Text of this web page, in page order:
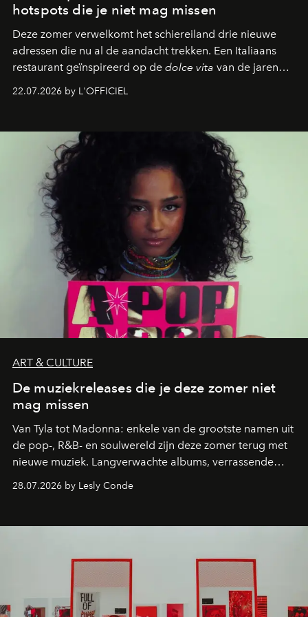
hotspots die je niet mag missen
Deze zomer verwelkomt het schiereiland drie nieuwe
adressen die nu al de aandacht trekken. Een Italiaans
restaurant geïnspireerd op de dolce vita van de jaren
zestig, een Japanse hotspot die na zonsondergang
verandert in een bruisende ontmoetingsplek en de
neerstrijkt in Saint-Tropez. Dit zijn de nieuwe adressen
die deze zomer de toon zetten, van lange lunches tot
zwoele nachten.
22.07.2026 by L'OFFICIEL
ART & CULTURE
De muziekreleases die je deze zomer niet
mag missen
Van Tyla tot Madonna: enkele van de grootste namen uit
de pop-, R&B- en soulwereld zijn deze zomer terug met
nieuwe muziek. Langverwachte albums, verrassende
comebacks en veelbelovende nieuwe projecten: dit zijn
de releases die je niet mag missen.
28.07.2026 by Lesly Conde